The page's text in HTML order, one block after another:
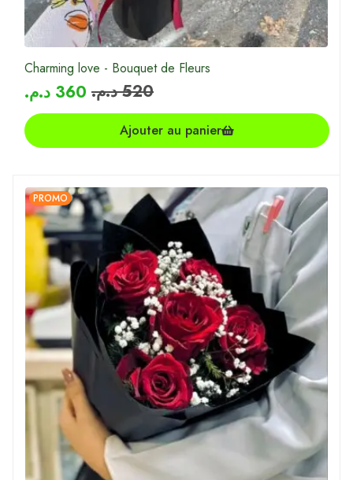
Charming love - Bouquet de Fleurs
520 د.م. 360 د.م.
Ajouter au panier
PROMO